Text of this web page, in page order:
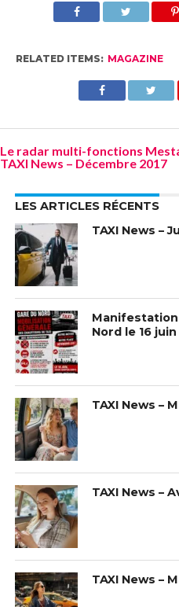
RELATED ITEMS: MAGAZINE
Le radar multi-fonctions
TAXI News – Décembre 2017
LES ARTICLES RÉCENTS
TAXI News –
Manifestation
Nord le 16
TAXI News –
TAXI News –
TAXI News –